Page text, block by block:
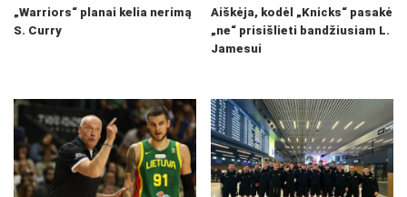
„Warriors“ planai kelia nerimą
S. Curry
Aiškėja, kodėl „Knicks“ pasakė
„ne“ prisišlieti bandžiusiam L.
Jamesui